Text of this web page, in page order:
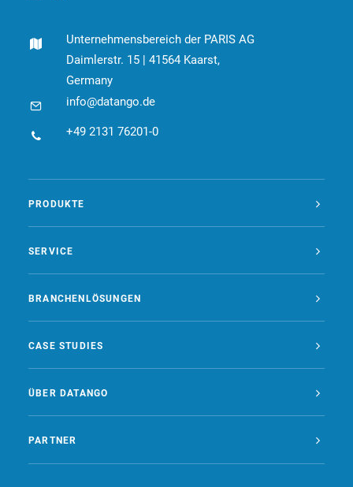
Unternehmensbereich der PARIS AG
Daimlerstr. 15 | 41564 Kaarst,
Germany
info@datango.de
+49 2131 76201-0
PRODUKTE
SERVICE
BRANCHENLÖSUNGEN
CASE STUDIES
ÜBER DATANGO
PARTNER